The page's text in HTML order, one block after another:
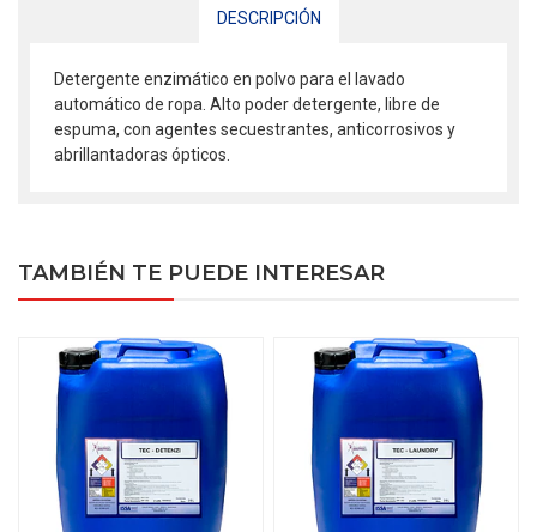
DESCRIPCIÓN
Detergente enzimático en polvo para el lavado
automático de ropa. Alto poder detergente, libre de
espuma, con agentes secuestrantes, anticorrosivos y
abrillantadoras ópticos.
TAMBIÉN TE PUEDE INTERESAR